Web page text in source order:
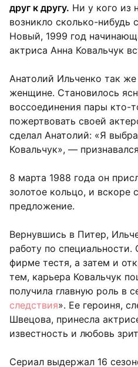
друг к другу. Ни у кого из
возникло сколько-нибудь
Новый, 1999 год
актриса Анна Ковальчук
Анатолий Ильченко так
женщине. Становилось
воссоединения пары кто-
пожертвовать своей
сделал Анатолий: «Я
Ковальчук», —
8 марта 1988 года он
золотое кольцо, и вскоре
предложение.
Вернувшись в Питер,
работу по специальности.
фирме тестя, а затем и
тем, карьера Ковальчук
получила главную роль в
следствия». Ее героиня,
Швецова, принесла
известность и любовь
Сериал выдержал 16